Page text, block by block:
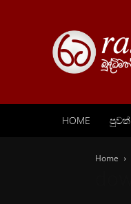
HOME පුවත්
Home